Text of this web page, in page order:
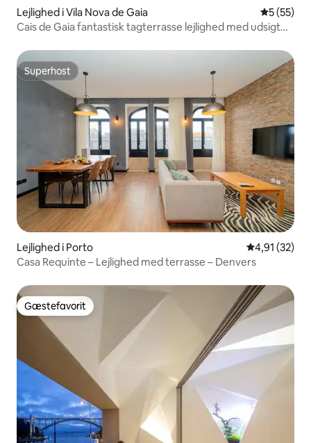
Lejlighed i Vila Nova de Gaia 5 ud af 5 i
5 (55)
Cais de Gaia fantastisk tagterrasse lejlighed med udsigt
Superhost
Superhost
Lejlighed i Porto 4,91 ud af 5
4,91 (32)
Casa Requinte – Lejlighed med terrasse – Denvers
Gæstefavorit
Gæstefavorit